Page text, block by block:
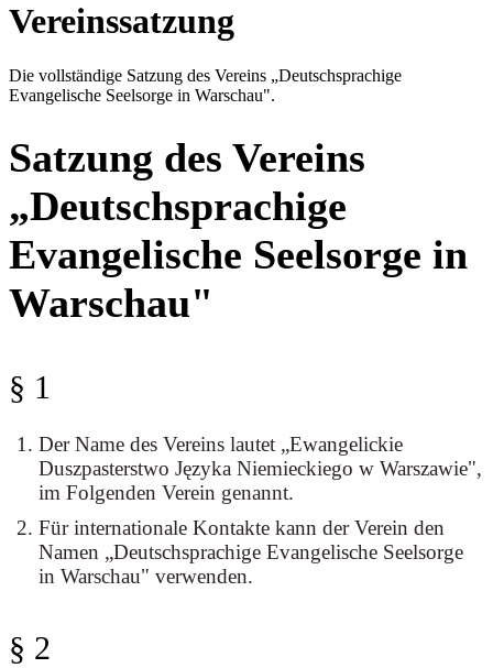
Vereinssatzung
Die vollständige Satzung des Vereins „Deutschsprachige
Evangelische Seelsorge in Warschau".
Satzung des Vereins
„Deutschsprachige
Evangelische Seelsorge in
Warschau"
§ 1
Der Name des Vereins lautet „Ewangelickie
Duszpasterstwo Języka Niemieckiego w Warszawie",
im Folgenden Verein genannt.
Für internationale Kontakte kann der Verein den
Namen „Deutschsprachige Evangelische Seelsorge
in Warschau" verwenden.
§ 2